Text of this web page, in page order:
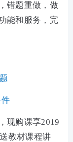
错题重做，做
能和服务，完
现购课享2019
教材课程讲